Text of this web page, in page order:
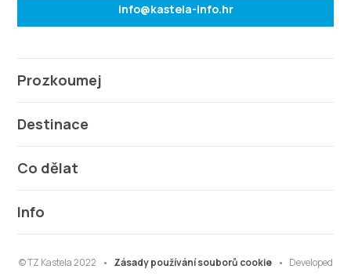
info@kastela-info.hr
Prozkoumej
Destinace
Co dělat
Info
© TZ Kastela 2022 Zásady používání souborů cookie Developed